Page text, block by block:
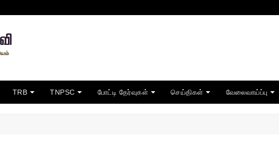
TRB TNPSC போட்டி தேர்வுகள் செய்திகள் வேலைவாய்ப்பு